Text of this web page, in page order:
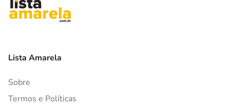
Lista Amarela
Sobre
Termos e Políticas